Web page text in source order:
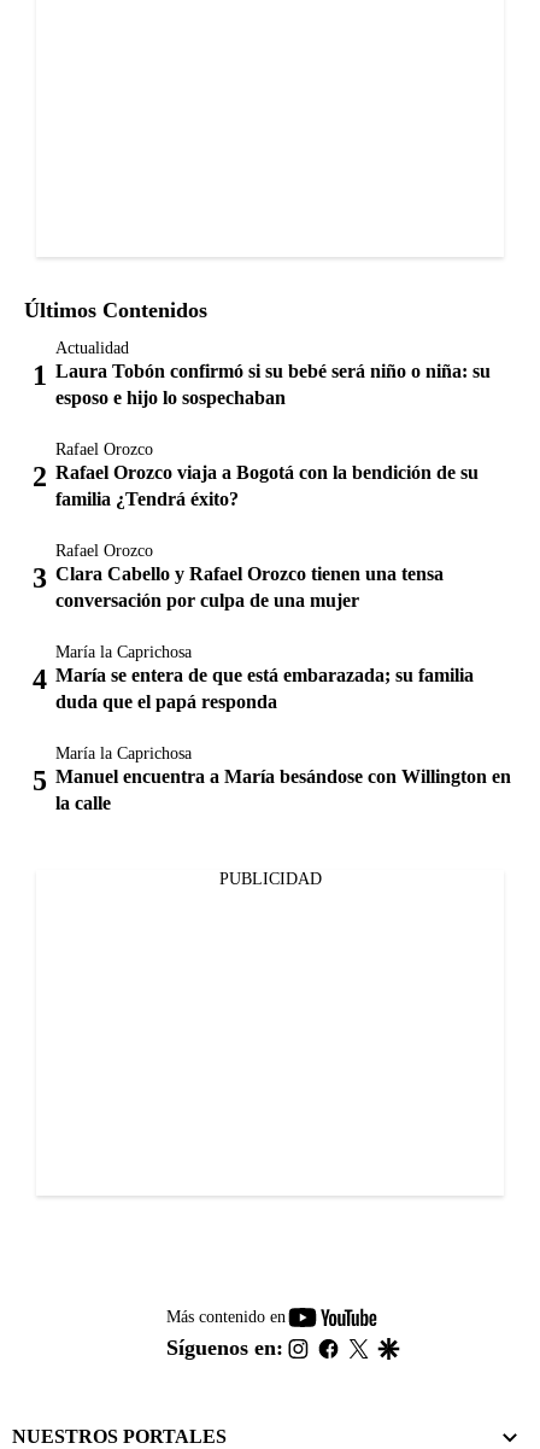
Últimos Contenidos
Actualidad
Laura Tobón confirmó si su bebé será niño o niña: su
esposo e hijo lo sospechaban
Rafael Orozco
Rafael Orozco viaja a Bogotá con la bendición de su
familia ¿Tendrá éxito?
Rafael Orozco
Clara Cabello y Rafael Orozco tienen una tensa
conversación por culpa de una mujer
María la Caprichosa
María se entera de que está embarazada; su familia
duda que el papá responda
María la Caprichosa
Manuel encuentra a María besándose con Willington en
la calle
PUBLICIDAD
Más contenido en
youtube-
footer
Síguenos en: instagram
facebook
twitter
NUESTROS PORTALES